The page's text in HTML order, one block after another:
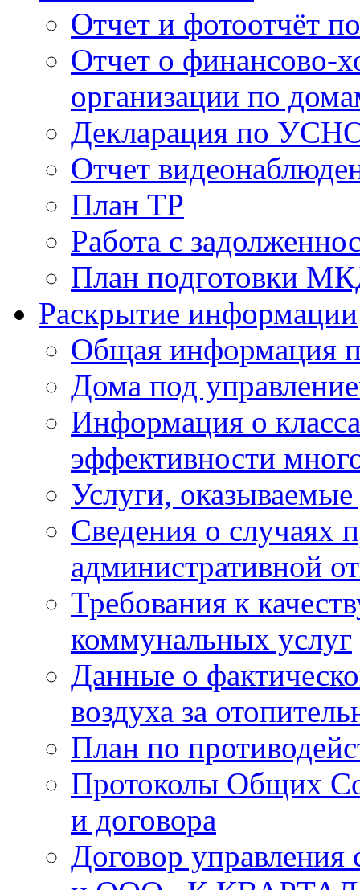
Отчет и фотоотчёт
Отчет о финансово-
организации по
Декларация по
Отчет
План ТР
Работа с
План подготовки
Раскрытие информации
Общая информация
Дома под
Информация о
эффективности
Услуги,
Сведения о случаях
административной
Требования к
коммунальных услуг
Данные о
воздуха за
План по
Протоколы Общих
и договора
Договор управления